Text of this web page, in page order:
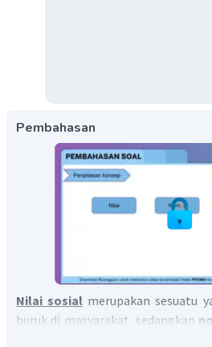
Pembahasan
Nilai sosial merupakan sesuatu
buruk di masyarakat, sedangkan